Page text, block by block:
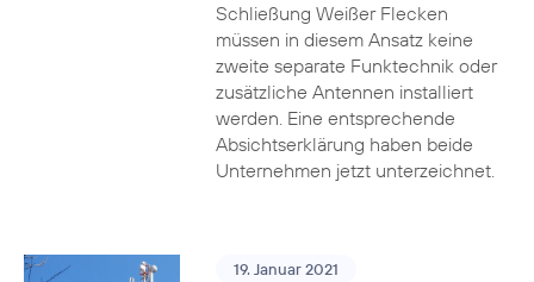
Schließung Weißer Flecken
müssen in diesem Ansatz keine
zweite separate Funktechnik oder
zusätzliche Antennen installiert
werden. Eine entsprechende
Absichtserklärung haben beide
Unternehmen jetzt unterzeichnet.
19. Januar 2021